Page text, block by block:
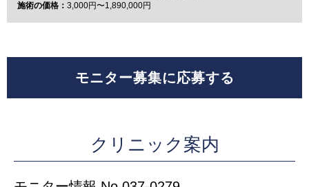
施術の価格： 3,000円〜1,890,000円
モニター募集に応募する
クリニック案内